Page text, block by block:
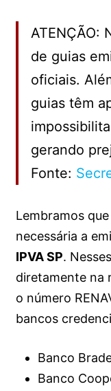
ATENÇÃO:
de guias
oficiais.
guias têm
gerando
Fonte:
Lembramos
necessária a
IPVA SP.
diretamente na
o número
bancos
Banco
Banco